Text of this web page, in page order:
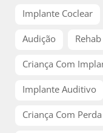
Implante Coclear
Audição Rehab
Criança Com
Implante Auditivo
Criança Com